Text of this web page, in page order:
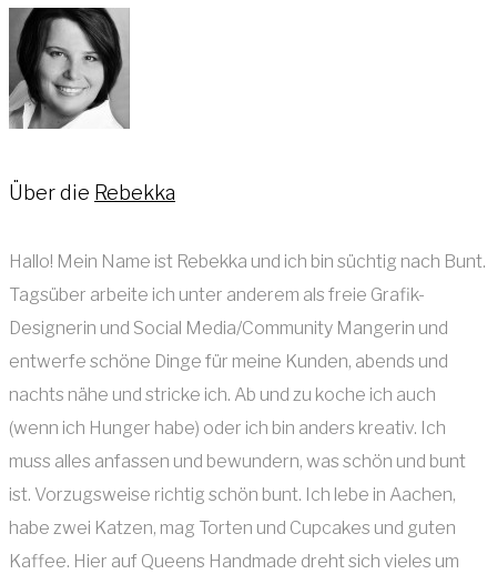
Über die Rebekka
Hallo! Mein Name ist Rebekka und ich bin süchtig nach Bunt.
Tagsüber arbeite ich unter anderem als freie Grafik-
Designerin und Social Media/Community Mangerin und
entwerfe schöne Dinge für meine Kunden, abends und
nachts nähe und stricke ich. Ab und zu koche ich auch
(wenn ich Hunger habe) oder ich bin anders kreativ. Ich
muss alles anfassen und bewundern, was schön und bunt
ist. Vorzugsweise richtig schön bunt. Ich lebe in Aachen,
habe zwei Katzen, mag Torten und Cupcakes und guten
Kaffee. Hier auf Queens Handmade dreht sich vieles um